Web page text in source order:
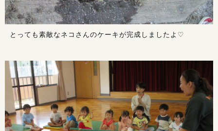
とっても素敵なネコさんのケーキが完成しましたよ ♡